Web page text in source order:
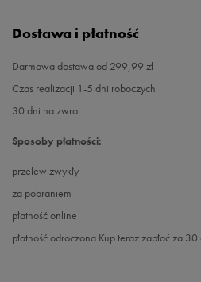
Dostawa i płatność
Darmowa dostawa od 299,99 zł
Czas realizacji 1-5 dni roboczych
30 dni na zwrot
Sposoby płatności:
przelew zwykły
za pobraniem
płatność online
płatność odroczona Kup teraz zapłać za